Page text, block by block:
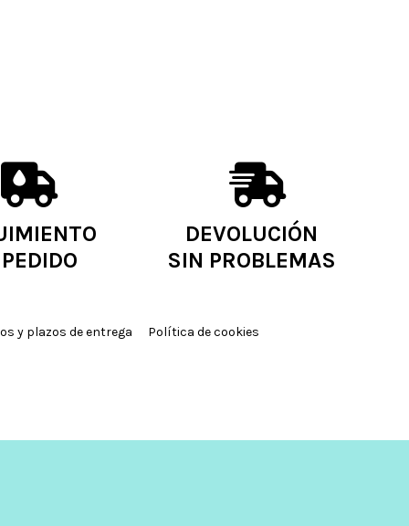
DEVOLUCIÓN
SIN PROBLEMAS
y plazos de entrega Política de cookies